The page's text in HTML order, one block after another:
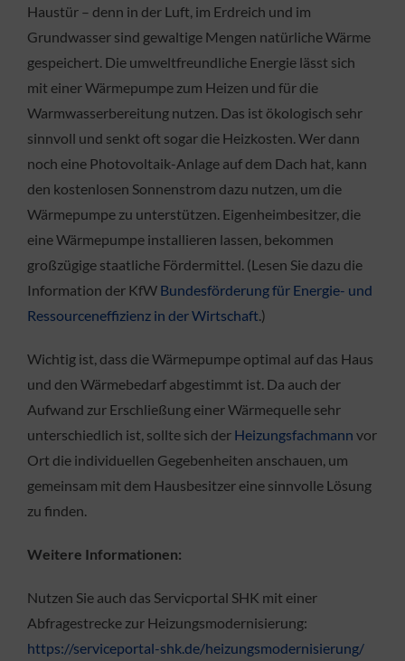
Haustür – denn in der Luft, im Erdreich und im
Grundwasser sind gewaltige Mengen natürliche Wärme
gespeichert. Die umweltfreundliche Energie lässt sich
mit einer Wärmepumpe zum Heizen und für die
Warmwasserbereitung nutzen. Das ist ökologisch sehr
sinnvoll und senkt oft sogar die Heizkosten. Wer dann
noch eine Photovoltaik-Anlage auf dem Dach hat, kann
den kostenlosen Sonnenstrom dazu nutzen, um die
Wärmepumpe zu unterstützen. Eigenheimbesitzer, die
eine Wärmepumpe installieren lassen, bekommen
großzügige staatliche Fördermittel. (Lesen Sie dazu die
Information der KfW Bundesförderung für Energie- und
Ressourceneffizienz in der Wirtschaft.)
Wichtig ist, dass die Wärmepumpe optimal auf das Haus
und den Wärmebedarf abgestimmt ist. Da auch der
Aufwand zur Erschließung einer Wärmequelle sehr
unterschiedlich ist, sollte sich der Heizungsfachmann vor
Ort die individuellen Gegebenheiten anschauen, um
gemeinsam mit dem Hausbesitzer eine sinnvolle Lösung
zu finden.
Weitere Informationen:
Nutzen Sie auch das Servicportal SHK mit einer
Abfragestrecke zur Heizungsmodernisierung:
https://serviceportal-shk.de/heizungsmodernisierung/